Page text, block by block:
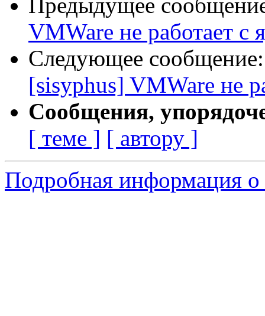
Предыдущее
VMWare не работает с
Следующее
[sisyphus] VMWare не
Сообщения,
[ теме ] [ автору ]
Подробная информация о